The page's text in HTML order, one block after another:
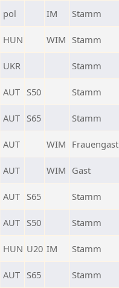
pol IM Stamm
HUN WIM Stamm
UKR Stamm
AUT S50 Stamm
AUT S65 Stamm
AUT WIM Frauengast
AUT WIM Gast
AUT S65 Stamm
AUT S50 Stamm
HUN U20 IM Stamm
AUT S65 Stamm